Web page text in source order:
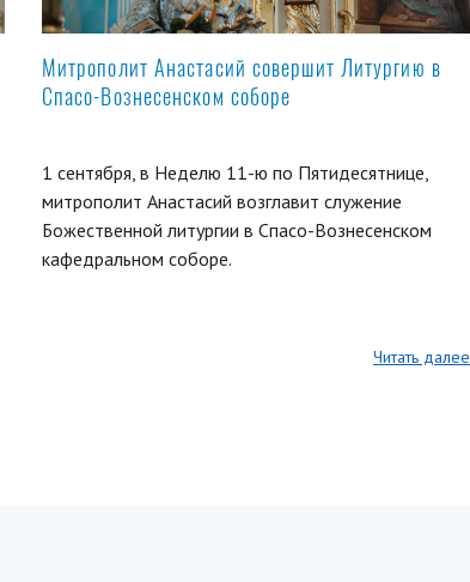
Митрополит Анастасий совершит Литургию в
Спасо-Вознесенском соборе
1 сентября, в Неделю 11-ю по Пятидесятнице,
митрополит Анастасий возглавит служение
Божественной литургии в Спасо-Вознесенском
кафедральном соборе.
Читать далее